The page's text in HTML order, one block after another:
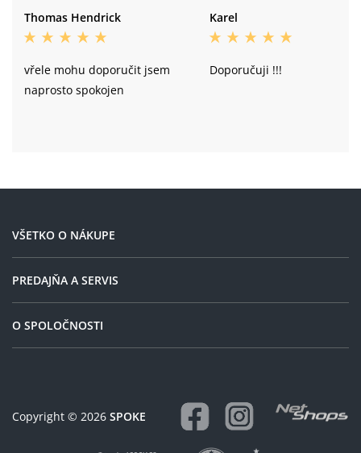
Thomas Hendrick
vřele mohu doporučit jsem
naprosto spokojen
Karel
Doporučuji !!!
VŠETKO O NÁKUPE
PREDAJŇA A SERVIS
O SPOLOČNOSTI
Copyright © 2026 SPOKE